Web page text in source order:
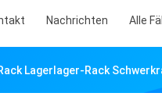
Nachrichten Alle
Lagerlager-Rack